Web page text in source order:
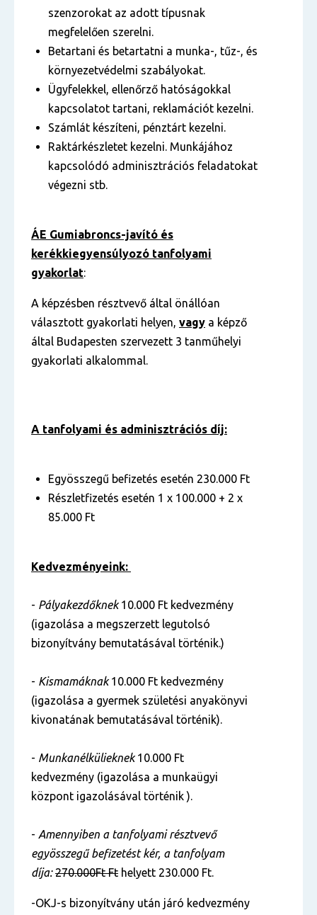
szenzorokat az adott típusnak
megfelelően szerelni.
Betartani és betartatni a munka-, tűz-, és
környezetvédelmi szabályokat.
Ügyfelekkel, ellenőrző hatóságokkal
kapcsolatot tartani, reklamációt kezelni.
Számlát készíteni, pénztárt kezelni.
Raktárkészletet kezelni. Munkájához
kapcsolódó adminisztrációs feladatokat
végezni stb.
ÁE Gumiabroncs-javító és
kerékkiegyensúlyozó tanfolyami
gyakorlat:
A képzésben résztvevő által önállóan
választott gyakorlati helyen, vagy a képző
által Budapesten szervezett 3 tanműhelyi
gyakorlati alkalommal.
A tanfolyami és adminisztrációs díj:
Egyösszegű befizetés esetén 230.000 Ft
Részletfizetés esetén 1 x 100.000 + 2 x
85.000 Ft
Kedvezményeink:
- Pályakezdőknek10.000 Ft kedvezmény
(igazolása a megszerzett legutolsó
bizonyítvány bemutatásával történik.)
- Kismamáknak10.000 Ft kedvezmény
(igazolása a gyermek születési anyakönyvi
kivonatának bemutatásával történik).
- Munkanélkülieknek10.000 Ft
kedvezmény (igazolása a munkaügyi
központ igazolásával történik ).
- Amennyiben a tanfolyami résztvevő
egyösszegű befizetést kér, a tanfolyam
díja: 270.000Ft Ft helyett 230.000 Ft.
-OKJ-s bizonyítvány után járó kedvezmény